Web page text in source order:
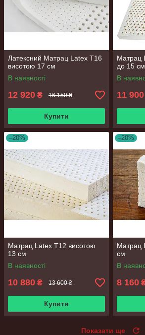
Латексний Матрац Latex Т16
висотою 17 см
В наявності
12 920 ₴ 16 150 ₴
Купити
Матрац
до 15 см
В
11 900
–20%
Матрац Latex Т12 висотою
13 см
В наявності
10 880 ₴ 13 600 ₴
Купити
–20%
Матрац
см
В
8 160
Показати ще